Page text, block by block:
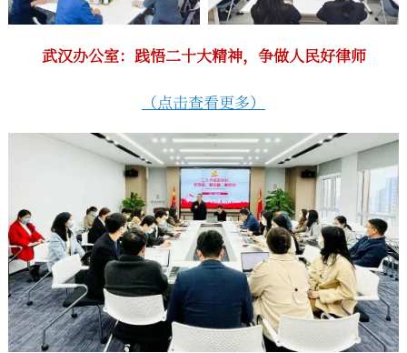
武汉办公室： 践悟二十大精神，争做人民好律师
（点击查看更多）